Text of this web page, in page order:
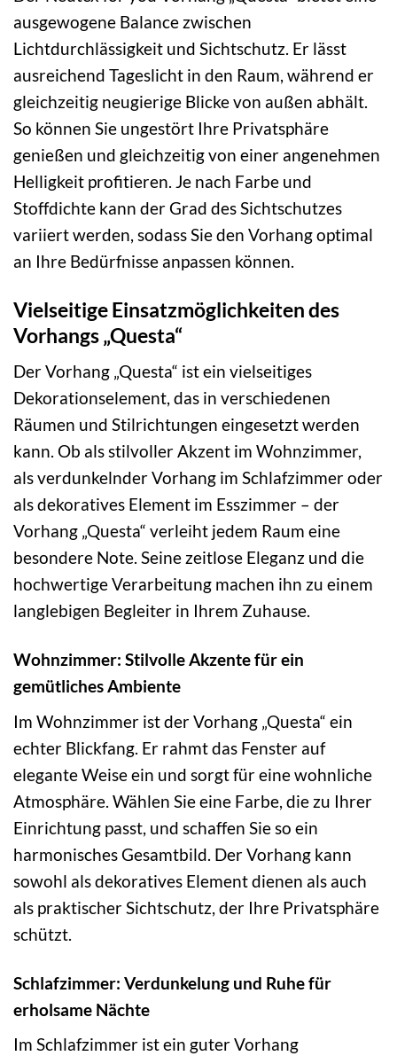
ausgewogene Balance zwischen
Lichtdurchlässigkeit und Sichtschutz. Er lässt
ausreichend Tageslicht in den Raum, während er
gleichzeitig neugierige Blicke von außen abhält.
So können Sie ungestört Ihre Privatsphäre
genießen und gleichzeitig von einer angenehmen
Helligkeit profitieren. Je nach Farbe und
Stoffdichte kann der Grad des Sichtschutzes
variiert werden, sodass Sie den Vorhang optimal
an Ihre Bedürfnisse anpassen können.
Vielseitige Einsatzmöglichkeiten des
Vorhangs „Questa“
Der Vorhang „Questa“ ist ein vielseitiges
Dekorationselement, das in verschiedenen
Räumen und Stilrichtungen eingesetzt werden
kann. Ob als stilvoller Akzent im Wohnzimmer,
als verdunkelnder Vorhang im Schlafzimmer oder
als dekoratives Element im Esszimmer – der
Vorhang „Questa“ verleiht jedem Raum eine
besondere Note. Seine zeitlose Eleganz und die
hochwertige Verarbeitung machen ihn zu einem
langlebigen Begleiter in Ihrem Zuhause.
Wohnzimmer: Stilvolle Akzente für ein
gemütliches Ambiente
Im Wohnzimmer ist der Vorhang „Questa“ ein
echter Blickfang. Er rahmt das Fenster auf
elegante Weise ein und sorgt für eine wohnliche
Atmosphäre. Wählen Sie eine Farbe, die zu Ihrer
Einrichtung passt, und schaffen Sie so ein
harmonisches Gesamtbild. Der Vorhang kann
sowohl als dekoratives Element dienen als auch
als praktischer Sichtschutz, der Ihre Privatsphäre
schützt.
Schlafzimmer: Verdunkelung und Ruhe für
erholsame Nächte
Im Schlafzimmer ist ein guter Vorhang